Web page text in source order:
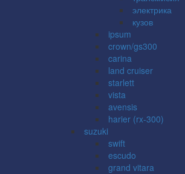
электрика
кузов
ipsum
crown/gs300
carina
land cruiser
starlett
vista
avensis
harier (rx-300)
suzuki
swift
escudo
grand vitara